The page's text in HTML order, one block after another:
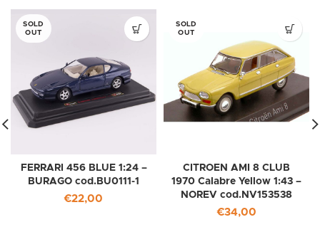
SOLD
OUT
FERRARI 456 BLUE 1:24 –
BURAGO cod.BU0111-1
€22,00
SOLD
OUT
CITROEN AMI 8 CLUB
1970 Calabre Yellow 1:43 –
NOREV cod.NV153538
€34,00